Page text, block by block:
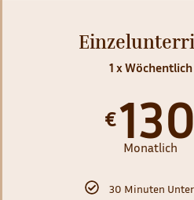
1 x Wöchentlich
€130
Monatlich
30 Minuten